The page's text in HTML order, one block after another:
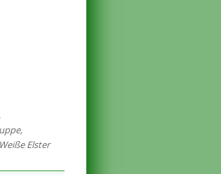
,
Weiße Elster